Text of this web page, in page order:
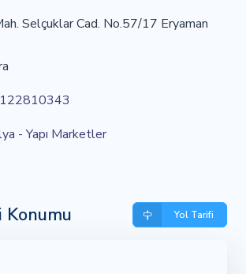
Selçuklar Cad. No.57/17 Eryaman
- Yapı Marketler
Yol Tarifi